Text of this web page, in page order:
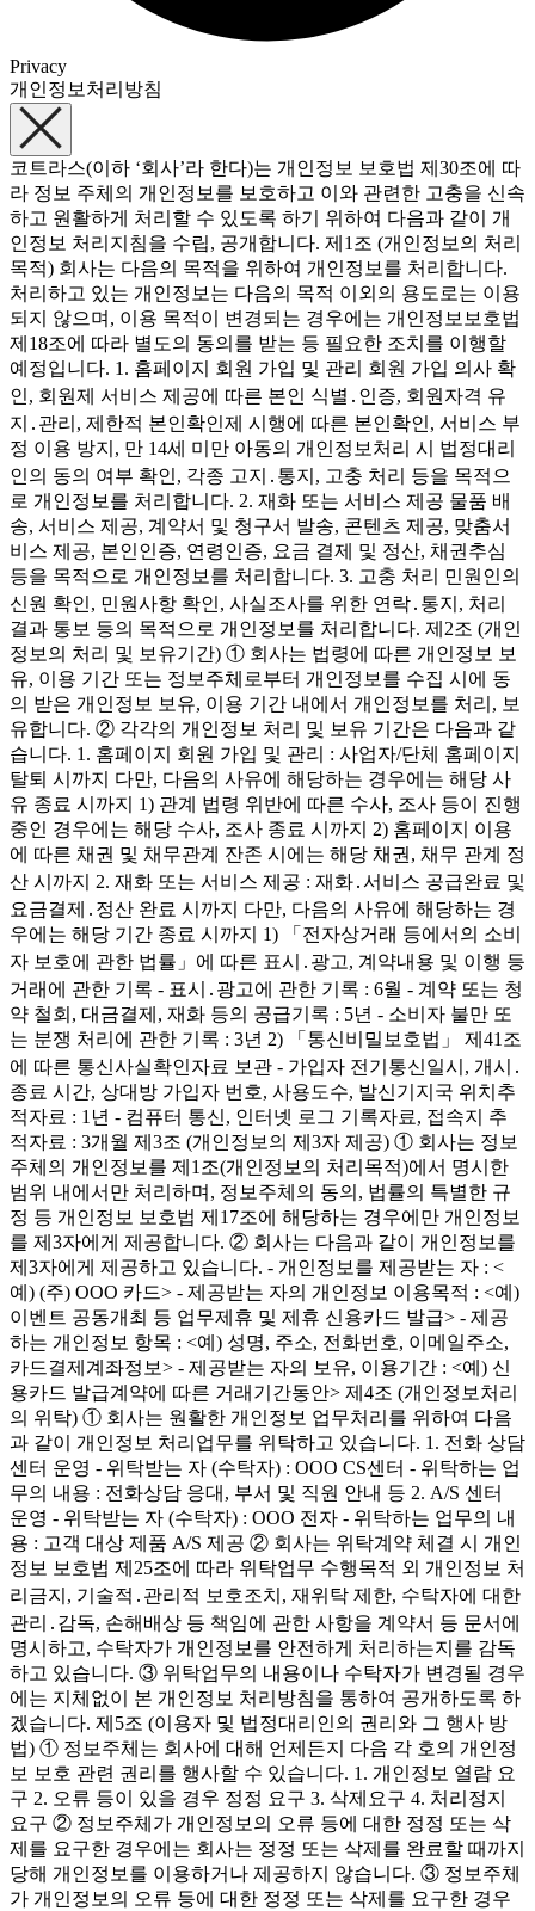
Privacy
개인정보처리방침
코트라스(이하 ‘회사’라 한다)는 개인정보 보호법 제30조에 따
라 정보 주체의 개인정보를 보호하고 이와 관련한 고충을 신속
하고 원활하게 처리할 수 있도록 하기 위하여 다음과 같이 개
인정보 처리지침을 수립, 공개합니다. 제1조 (개인정보의 처리
목적) 회사는 다음의 목적을 위하여 개인정보를 처리합니다.
처리하고 있는 개인정보는 다음의 목적 이외의 용도로는 이용
되지 않으며, 이용 목적이 변경되는 경우에는 개인정보보호법
제18조에 따라 별도의 동의를 받는 등 필요한 조치를 이행할
예정입니다. 1. 홈페이지 회원 가입 및 관리 회원 가입 의사 확
인, 회원제 서비스 제공에 따른 본인 식별․인증, 회원자격 유
지․관리, 제한적 본인확인제 시행에 따른 본인확인, 서비스 부
정 이용 방지, 만 14세 미만 아동의 개인정보처리 시 법정대리
인의 동의 여부 확인, 각종 고지․통지, 고충 처리 등을 목적으
로 개인정보를 처리합니다. 2. 재화 또는 서비스 제공 물품 배
송, 서비스 제공, 계약서 및 청구서 발송, 콘텐츠 제공, 맞춤서
비스 제공, 본인인증, 연령인증, 요금 결제 및 정산, 채권추심
등을 목적으로 개인정보를 처리합니다. 3. 고충 처리 민원인의
신원 확인, 민원사항 확인, 사실조사를 위한 연락․통지, 처리
결과 통보 등의 목적으로 개인정보를 처리합니다. 제2조 (개인
정보의 처리 및 보유기간) ① 회사는 법령에 따른 개인정보 보
유, 이용 기간 또는 정보주체로부터 개인정보를 수집 시에 동
의 받은 개인정보 보유, 이용 기간 내에서 개인정보를 처리, 보
유합니다. ② 각각의 개인정보 처리 및 보유 기간은 다음과 같
습니다. 1. 홈페이지 회원 가입 및 관리 : 사업자/단체 홈페이지
탈퇴 시까지 다만, 다음의 사유에 해당하는 경우에는 해당 사
유 종료 시까지 1) 관계 법령 위반에 따른 수사, 조사 등이 진행
중인 경우에는 해당 수사, 조사 종료 시까지 2) 홈페이지 이용
에 따른 채권 및 채무관계 잔존 시에는 해당 채권, 채무 관계 정
산 시까지 2. 재화 또는 서비스 제공 : 재화․서비스 공급완료 및
요금결제․정산 완료 시까지 다만, 다음의 사유에 해당하는 경
우에는 해당 기간 종료 시까지 1) 「전자상거래 등에서의 소비
자 보호에 관한 법률」에 따른 표시․광고, 계약내용 및 이행 등
거래에 관한 기록 - 표시․광고에 관한 기록 : 6월 - 계약 또는 청
약 철회, 대금결제, 재화 등의 공급기록 : 5년 - 소비자 불만 또
는 분쟁 처리에 관한 기록 : 3년 2) 「통신비밀보호법」 제41조
에 따른 통신사실확인자료 보관 - 가입자 전기통신일시, 개시․
종료 시간, 상대방 가입자 번호, 사용도수, 발신기지국 위치추
적자료 : 1년 - 컴퓨터 통신, 인터넷 로그 기록자료, 접속지 추
적자료 : 3개월 제3조 (개인정보의 제3자 제공) ① 회사는 정보
주체의 개인정보를 제1조(개인정보의 처리목적)에서 명시한
범위 내에서만 처리하며, 정보주체의 동의, 법률의 특별한 규
정 등 개인정보 보호법 제17조에 해당하는 경우에만 개인정보
를 제3자에게 제공합니다. ② 회사는 다음과 같이 개인정보를
제3자에게 제공하고 있습니다. - 개인정보를 제공받는 자 : <
예) (주) OOO 카드> - 제공받는 자의 개인정보 이용목적 : <예)
이벤트 공동개최 등 업무제휴 및 제휴 신용카드 발급> - 제공
하는 개인정보 항목 : <예) 성명, 주소, 전화번호, 이메일주소,
카드결제계좌정보> - 제공받는 자의 보유, 이용기간 : <예) 신
용카드 발급계약에 따른 거래기간동안> 제4조 (개인정보처리
의 위탁) ① 회사는 원활한 개인정보 업무처리를 위하여 다음
과 같이 개인정보 처리업무를 위탁하고 있습니다. 1. 전화 상담
센터 운영 - 위탁받는 자 (수탁자) : OOO CS센터 - 위탁하는 업
무의 내용 : 전화상담 응대, 부서 및 직원 안내 등 2. A/S 센터
운영 - 위탁받는 자 (수탁자) : OOO 전자 - 위탁하는 업무의 내
용 : 고객 대상 제품 A/S 제공 ② 회사는 위탁계약 체결 시 개인
정보 보호법 제25조에 따라 위탁업무 수행목적 외 개인정보 처
리금지, 기술적․관리적 보호조치, 재위탁 제한, 수탁자에 대한
관리․감독, 손해배상 등 책임에 관한 사항을 계약서 등 문서에
명시하고, 수탁자가 개인정보를 안전하게 처리하는지를 감독
하고 있습니다. ③ 위탁업무의 내용이나 수탁자가 변경될 경우
에는 지체없이 본 개인정보 처리방침을 통하여 공개하도록 하
겠습니다. 제5조 (이용자 및 법정대리인의 권리와 그 행사 방
법) ① 정보주체는 회사에 대해 언제든지 다음 각 호의 개인정
보 보호 관련 권리를 행사할 수 있습니다. 1. 개인정보 열람 요
구 2. 오류 등이 있을 경우 정정 요구 3. 삭제요구 4. 처리정지
요구 ② 정보주체가 개인정보의 오류 등에 대한 정정 또는 삭
제를 요구한 경우에는 회사는 정정 또는 삭제를 완료할 때까지
당해 개인정보를 이용하거나 제공하지 않습니다. ③ 정보주체
가 개인정보의 오류 등에 대한 정정 또는 삭제를 요구한 경우